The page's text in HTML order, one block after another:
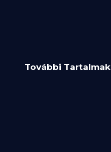
További Tartalmak